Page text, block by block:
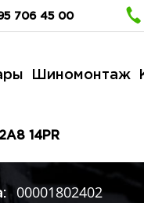
706 45 00
Шиномонтаж
14PR
00001802402